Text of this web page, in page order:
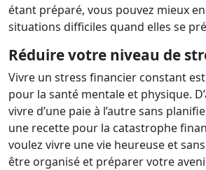
étant préparé, vous pouvez mieux
situations difficiles quand elles se
Réduire votre niveau de
Vivre un stress financier constant
pour la santé mentale et physique.
vivre d’une paie à l’autre sans
une recette pour la catastrophe
voulez vivre une vie heureuse et
être organisé et préparer votre